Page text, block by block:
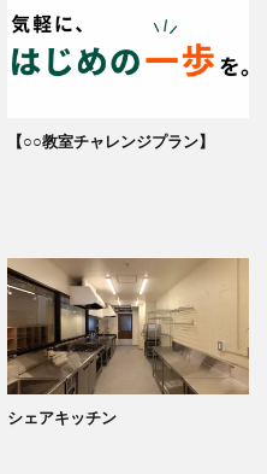
【○○教室チャレンジプラン】
シェアキッチン